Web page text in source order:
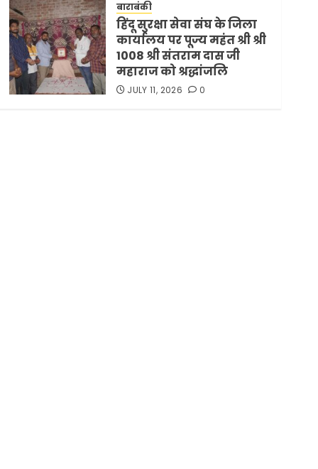
5
FEBRUARY 3, 2026
बाराबंकी
हिंदू सुरक्षा सेवा संघ के जिला
कार्यालय पर पूज्य महंत श्री श्री
1008 श्री संतराम दास जी
महाराज को श्रद्धांजलि
JULY 11, 2026 0